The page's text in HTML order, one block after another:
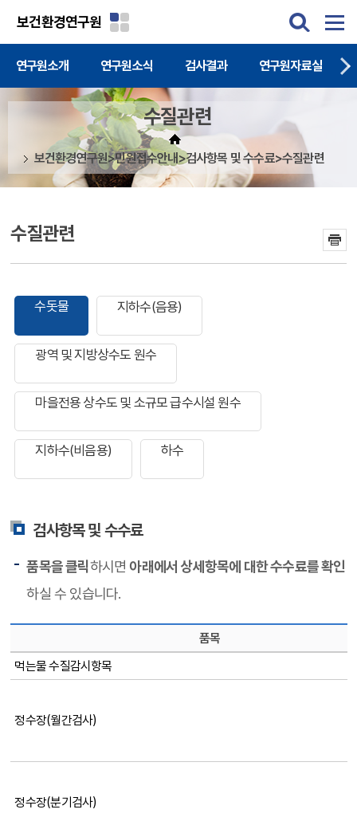
보건환경연구원
연구원소개 연구원소식 검사결과 연구원자료실
수질관련
보건환경연구원>민원접수안내>검사항목 및 수수료>수질관련
수질관련
수돗물 지하수(음용)
광역 및 지방상수도 원수
마을전용 상수도 및 소규모 급수시설 원수
지하수(비음용) 하수
검사항목 및 수수료
품목을 클릭하시면 아래에서 상세항목에 대한 수수료를 확인
하실 수 있습니다.
품목
먹는물 수질감시항목
정수장(월간검사)
정수장(분기검사)